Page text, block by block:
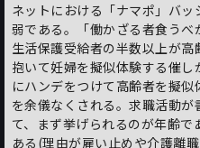
ネットにおける「ナマポ」バ
弱である。「働かざる者食うべ
生活保護受給者の半数以上が
抱いて妊婦を擬似体験する催
にハンデをつけて高齢者を擬
を余儀なくされる。求職活動
て、まず挙げられるのが年齢
ある(理由が雇い止めや介護離